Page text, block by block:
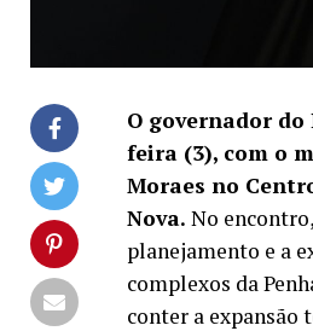
O governador
feira (3), com o
Moraes no
Nova. No
planejamento e a
complexos da
conter a expansão